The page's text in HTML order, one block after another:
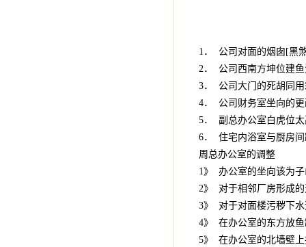
1． 公司对面的烟囱[黑
2． 公司西南方坤位建
3． 公司大门的死胡同
4． 公司财务室坐向的
5． 副总办公室白虎位
6． 住宅内浴室与厨房
周总办公室的调整
1》 办公室的坐向该为
2》 对于相邻厂房形成
3》 对于对面楼污秽下
4》 在办公室的东方放
5》 在办公室的北墙壁